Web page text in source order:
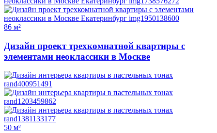
86 м²
Дизайн проект трехкомнатной квартиры с
элементами неоклассики в Москве
50 м²